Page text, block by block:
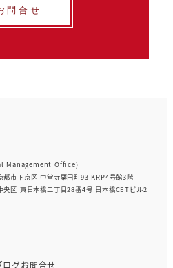
問合せ
Management Office)
市下京区 中堂寺粟田町93 KRP4号館3階
区 東日本橋二丁目28番4号 日本橋CETビル2
ログお問合せ